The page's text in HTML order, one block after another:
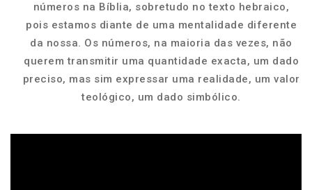
números na Bíblia, sobretudo no texto hebraico,
pois estamos diante de uma mentalidade diferente
da nossa. Os números, na maioria das vezes, não
querem transmitir uma quantidade exacta, um dado
preciso, mas sim expressar uma realidade, um valor
teológico, um dado simbólico.